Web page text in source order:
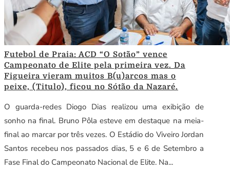
Futebol de Praia: ACD “O Sotão” vence
Campeonato de Elite pela primeira vez. Da
Figueira vieram muitos B(u)arcos mas o
peixe, (Titulo), ficou no Sótão da Nazaré.
O guarda-redes Diogo Dias realizou uma exibição de
sonho na final. Bruno Pôla esteve em destaque na meia-
final ao marcar por três vezes. O Estádio do Viveiro Jordan
Santos recebeu nos passados dias, 5 e 6 de Setembro a
Fase Final do Campeonato Nacional de Elite. Na...